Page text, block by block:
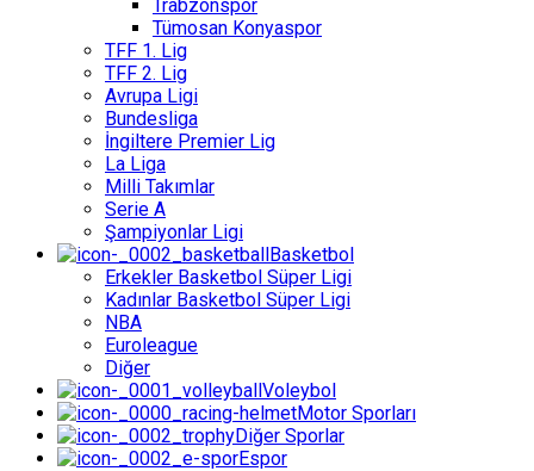
Trabzonspor
Tümosan Konyaspor
TFF 1. Lig
TFF 2. Lig
Avrupa Ligi
Bundesliga
İngiltere Premier Lig
La Liga
Milli Takımlar
Serie A
Şampiyonlar Ligi
Basketbol
Erkekler Basketbol Süper Ligi
Kadınlar Basketbol Süper Ligi
NBA
Euroleague
Diğer
Voleybol
Motor Sporları
Diğer Sporlar
Espor